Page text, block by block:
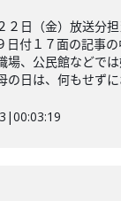
２日（金）放送分
日付１７面の記事の
場、公民館などで
の日は、何もせず
|00:03:19